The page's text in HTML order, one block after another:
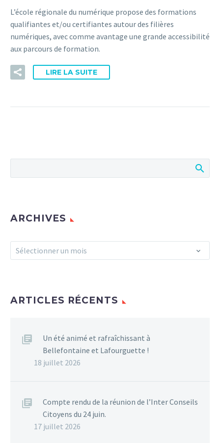
L’école régionale du numérique propose des formations
qualifiantes et/ou certifiantes autour des filières
numériques, avec comme avantage une grande accessibilité
aux parcours de formation.
LIRE LA SUITE
ARCHIVES
Archives
Sélectionner un mois
ARTICLES RÉCENTS
Un été animé et rafraîchissant à
Bellefontaine et Lafourguette !
18 juillet 2026
Compte rendu de la réunion de l’Inter Conseils
Citoyens du 24 juin.
17 juillet 2026